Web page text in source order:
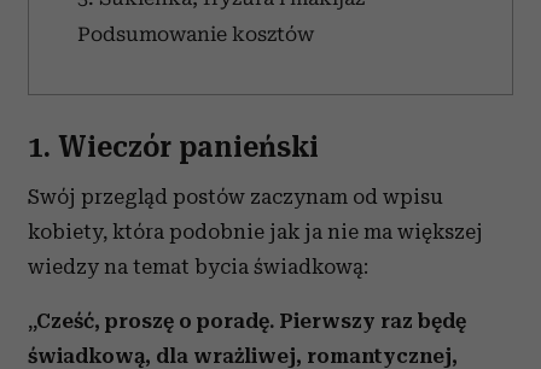
Podsumowanie kosztów
1. Wieczór panieński
Swój przegląd postów zaczynam od wpisu
kobiety, która podobnie jak ja nie ma większej
wiedzy na temat bycia świadkową:
„Cześć, proszę o poradę. Pierwszy raz będę
świadkową, dla wrażliwej, romantycznej,